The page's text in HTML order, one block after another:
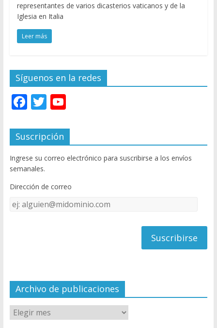
representantes de varios dicasterios vaticanos y de la
Iglesia en Italia
Leer más
Síguenos en la redes
F
e
b
o
o
k
T
itt
er
Y
u
T
u
e
C
el
Suscripción
Ingrese su correo electrónico para suscribirse a los envíos
semanales.
Dirección de correo
Dirección
de
Archivo de publicaciones